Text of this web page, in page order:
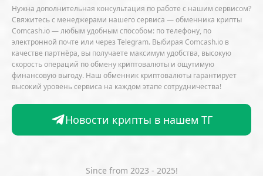
Binance
BIS Bitcoin Core
Bitcoin Pizza Day
Bitfarms
Bitfinex Bitget
Bithumb
BitMEX
BitOK Bitwise BlackRock
Block
Bloomberg
BNB Chain
BNP Paribas
Börse Stuttgart
BTCFi Bullish
Bybit
Chainalysis
Chainlink (LINK)
Coinbase CoinDesk
Нужна дополнительная консультация по работе с нашим сервисом?
Свяжитесь с менеджерами нашего сервиса — обменника крипты
Comcash.io — любым удобным способом: по телефону, по
электронной почте или через Telegram. Выбирая Comcash.io в
качестве партнёра, вы получаете максимум удобства, высокую
скорость операций по обмену криптовалюты и ощутимую
финансовую выгоду. Наш обменник криптовалюты гарантирует
высокий уровень сервиса на каждом этапе сотрудничества!
Новости крипты в нашем ТГ
Since from 2023 - 2025!